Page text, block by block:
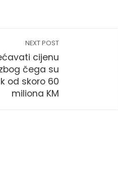
NEXT POST
cijenu
čega su
od skoro 60
miliona KM